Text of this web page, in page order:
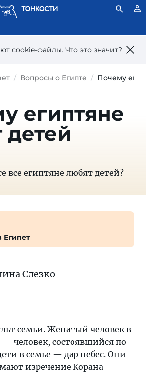
сookie-файлы. Что это значит?
Вопросы о Египте Почему
египтяне
все египтяне любят детей?
Египет
Слезко
семьи. Женатый человек в
— человек, состоявшийся по
в семье — дар небес. Они
изречение Корана